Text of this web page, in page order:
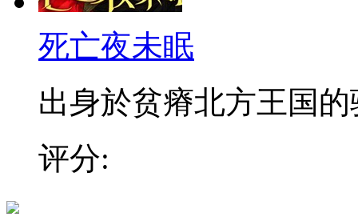
死亡夜未眠
出身於贫瘠北方王国的
评分: